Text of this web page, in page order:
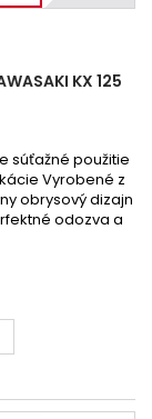
KX 125
súťažné použitie
Vyrobené z
obrysový dizajn
odozva a